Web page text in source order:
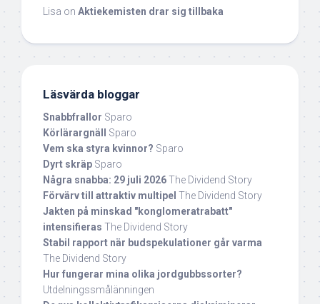
Lisa on Aktiekemisten drar sig tillbaka
Läsvärda bloggar
Snabbfrallor Sparo
Körlärargnäll
Sparo
Vem ska styra kvinnor? Sparo
Dyrt skräp Sparo
Några snabba: 29 juli 2026The Dividend Story
Förvärv till attraktiv multipel The Dividend Story
Jakten på minskad "konglomeratrabatt"
intensifieras The Dividend Story
Stabil rapport när budspekulationer går varma
The Dividend Story
Hur fungerar mina olika jordgubbssorter?
Utdelningssmålänningen